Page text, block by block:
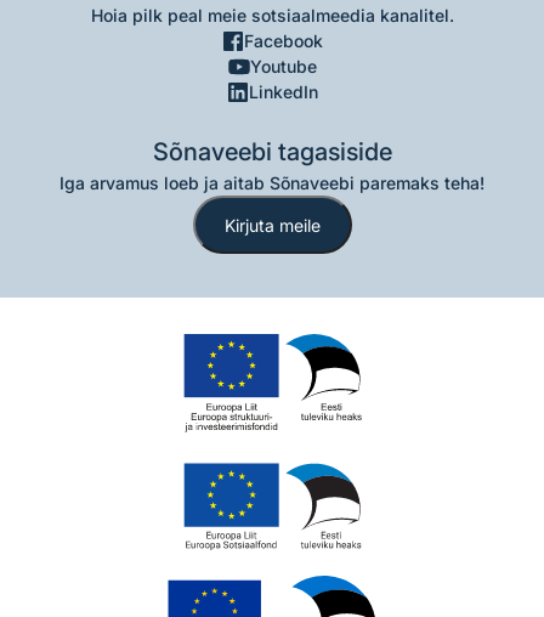
Hoia pilk peal meie sotsiaalmeedia kanalitel.
Facebook
Youtube
LinkedIn
Sõnaveebi tagasiside
Iga arvamus loeb ja aitab Sõnaveebi paremaks teha!
Kirjuta meile